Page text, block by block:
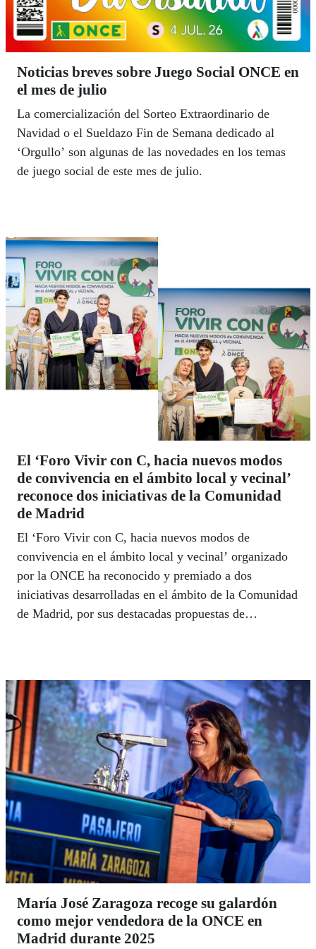
Noticias breves sobre Juego Social ONCE en
el mes de julio
La comercialización del Sorteo Extraordinario de
Navidad o el Sueldazo Fin de Semana dedicado al
‘Orgullo’ son algunas de las novedades en los temas
de juego social de este mes de julio.
El ‘Foro Vivir con C, hacia nuevos modos
de convivencia en el ámbito local y vecinal’
reconoce dos iniciativas de la Comunidad
de Madrid
El ‘Foro Vivir con C, hacia nuevos modos de
convivencia en el ámbito local y vecinal’ organizado
por la ONCE ha reconocido y premiado a dos
iniciativas desarrolladas en el ámbito de la Comunidad
de Madrid, por sus destacadas propuestas de
María José Zaragoza recoge su galardón
como mejor vendedora de la ONCE en
Madrid durante 2025